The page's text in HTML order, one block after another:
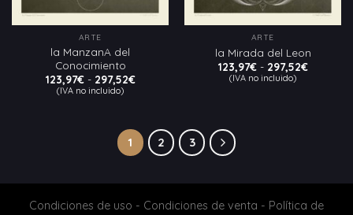
ARTE
la ManzanA del
Conocimiento
123,97€ - 297,52€Rango
hasta
297,52€
(IVA no incluido)
ARTE
la Mirada del Leon
123,97€ - 297,52€Rango
(IVA no incluido)
1 2 3
Condiciones de uso - Condiciones de venta - Política de